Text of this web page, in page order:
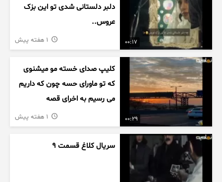
00:17
دلبر دلستانی شدی تو این بزک
عروس..
00:29
کلیپ صدای خسته مو میشنوی
که تو ماورای حسه چون که داریم
می رسیم به اخرای قصه
سریال کلاغ قسمت 9